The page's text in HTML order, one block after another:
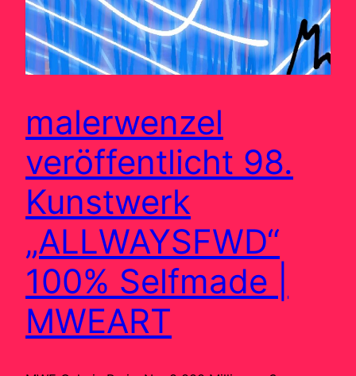
malerwenzel
veröffentlicht 98.
Kunstwerk
„ALLWAYSFWD“
100% Selfmade |
MWEART